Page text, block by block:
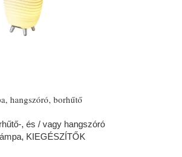
hangszóró, borhűtő
, és / vagy hangszóró
, KIEGÉSZÍTŐK